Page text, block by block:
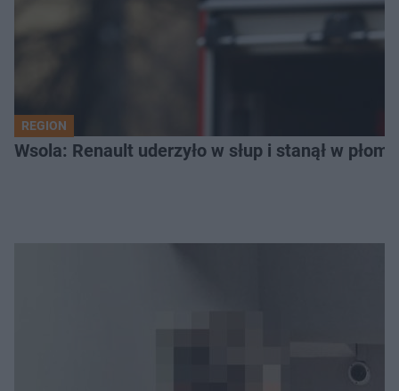
REGION
Wsola: Renault uderzyło w słup i stanął w